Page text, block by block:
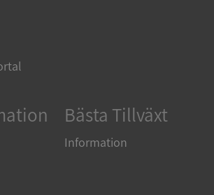
Bästa Tillväxt
Information
.syna.se